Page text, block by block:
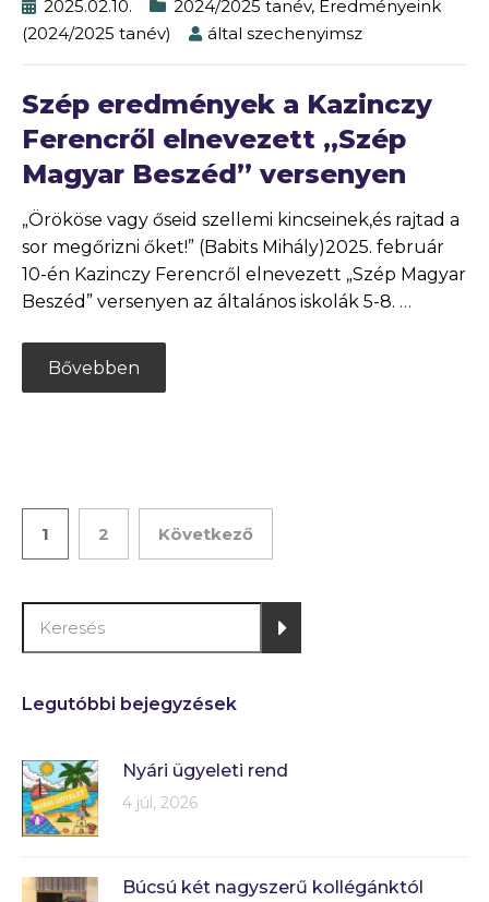
2025.02.10. 2024/2025 tanév, Eredményeink
(2024/2025 tanév)
által szechenyimsz
Szép eredmények a Kazinczy
Ferencről elnevezett „Szép
Magyar Beszéd” versenyen
„Örököse vagy őseid szellemi kincseinek,és rajtad a
sor megőrizni őket!” (Babits Mihály)2025. február
10-én Kazinczy Ferencről elnevezett „Szép Magyar
Beszéd” versenyen az általános iskolák 5-8. …
Bővebben
1 2 Következő
Legutóbbi bejegyzések
Nyári ügyeleti rend
4 júl, 2026
Búcsú két nagyszerű kollégánktól